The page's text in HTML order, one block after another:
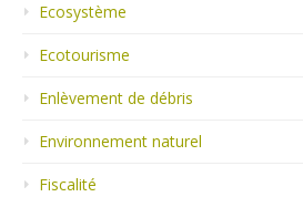
Ecosystème
Ecotourisme
Enlèvement de débris
Environnement naturel
Fiscalité